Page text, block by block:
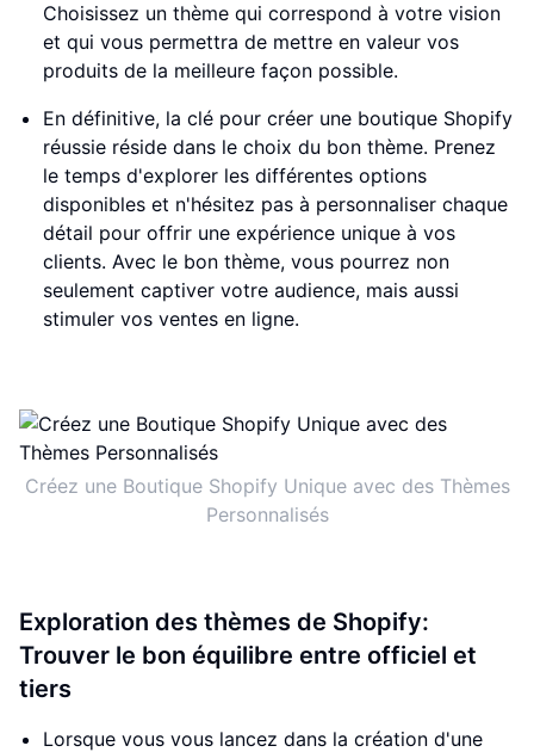
Choisissez un thème qui correspond à votre vision
et qui vous permettra de mettre en valeur vos
produits de la meilleure façon possible.
En définitive, la clé pour créer une boutique Shopify
réussie réside dans le choix du bon thème. Prenez
le temps d'explorer les différentes options
disponibles et n'hésitez pas à personnaliser chaque
détail pour offrir une expérience unique à vos
clients. Avec le bon thème, vous pourrez non
seulement captiver votre audience, mais aussi
stimuler vos ventes en ligne.
Créez une Boutique Shopify Unique avec des Thèmes
Personnalisés
Exploration des thèmes de Shopify:
Trouver le bon équilibre entre officiel et
tiers
Lorsque vous vous lancez dans la création d'une